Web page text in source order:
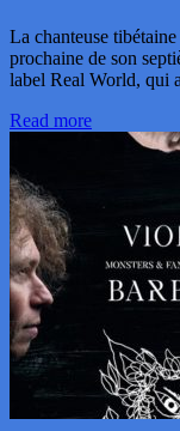
La chanteuse
prochaine de son
label Real World, qui
Read more